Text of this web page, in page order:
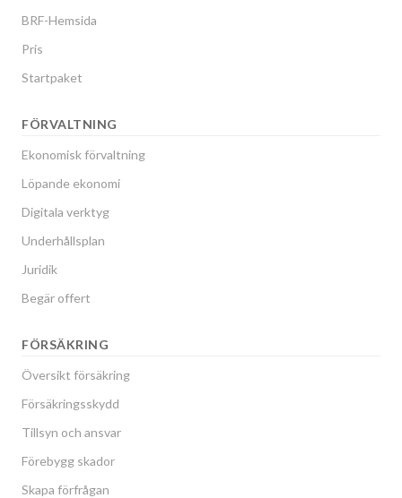
BRF-Hemsida
Pris
Startpaket
FÖRVALTNING
Ekonomisk förvaltning
Löpande ekonomi
Digitala verktyg
Underhållsplan
Juridik
Begär offert
FÖRSÄKRING
Översikt försäkring
Försäkringsskydd
Tillsyn och ansvar
Förebygg skador
Skapa förfrågan